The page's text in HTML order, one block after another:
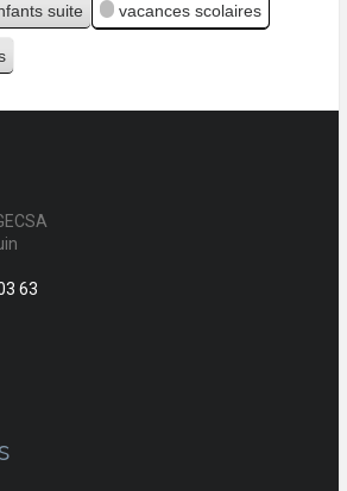
suite vacances scolaires
63